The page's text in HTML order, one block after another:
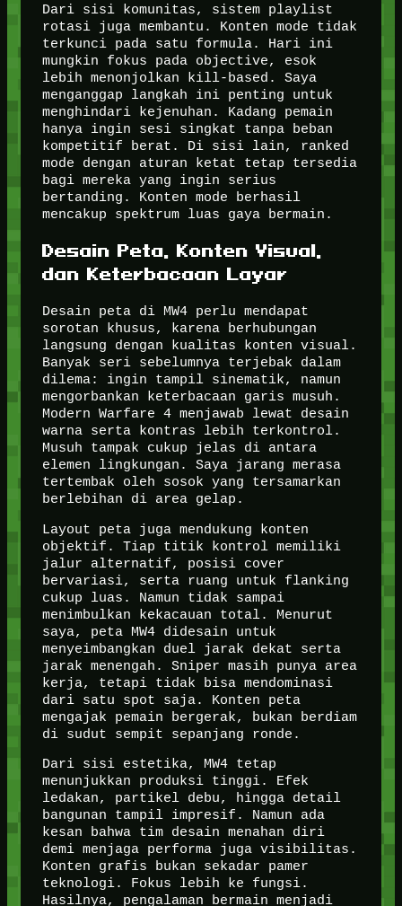
Dari sisi komunitas, sistem playlist
rotasi juga membantu. Konten mode tidak
terkunci pada satu formula. Hari ini
mungkin fokus pada objective, esok
lebih menonjolkan kill-based. Saya
menganggap langkah ini penting untuk
menghindari kejenuhan. Kadang pemain
hanya ingin sesi singkat tanpa beban
kompetitif berat. Di sisi lain, ranked
mode dengan aturan ketat tetap tersedia
bagi mereka yang ingin serius
bertanding. Konten mode berhasil
mencakup spektrum luas gaya bermain.
Desain Peta, Konten Visual,
dan Keterbacaan Layar
Desain peta di MW4 perlu mendapat
sorotan khusus, karena berhubungan
langsung dengan kualitas konten visual.
Banyak seri sebelumnya terjebak dalam
dilema: ingin tampil sinematik, namun
mengorbankan keterbacaan garis musuh.
Modern Warfare 4 menjawab lewat desain
warna serta kontras lebih terkontrol.
Musuh tampak cukup jelas di antara
elemen lingkungan. Saya jarang merasa
tertembak oleh sosok yang tersamarkan
berlebihan di area gelap.
Layout peta juga mendukung konten
objektif. Tiap titik kontrol memiliki
jalur alternatif, posisi cover
bervariasi, serta ruang untuk flanking
cukup luas. Namun tidak sampai
menimbulkan kekacauan total. Menurut
saya, peta MW4 didesain untuk
menyeimbangkan duel jarak dekat serta
jarak menengah. Sniper masih punya area
kerja, tetapi tidak bisa mendominasi
dari satu spot saja. Konten peta
mengajak pemain bergerak, bukan berdiam
di sudut sempit sepanjang ronde.
Dari sisi estetika, MW4 tetap
menunjukkan produksi tinggi. Efek
ledakan, partikel debu, hingga detail
bangunan tampil impresif. Namun ada
kesan bahwa tim desain menahan diri
demi menjaga performa juga visibilitas.
Konten grafis bukan sekadar pamer
teknologi. Fokus lebih ke fungsi.
Hasilnya, pengalaman bermain menjadi